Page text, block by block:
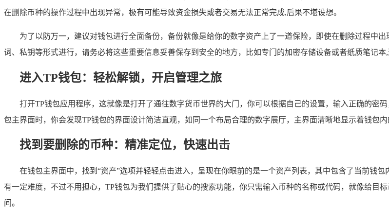
在删除币种的操作过程中出现异常，极有可能导致资金损失或者交易无法正常完成,后果不堪设想。
为了以防万一，建议对钱包进行全面备份，备份就像是给你的数字资产上了一道保险，即使在删除过程中
词、私钥等形式进行，请务必将这些重要信息妥善保存到安全的地方，比如专门的加密存储设备或者纸质笔记本,
进入TP钱包：轻松解锁，开启管理之旅
打开TP钱包应用程序，这就像是打开了通往数字货币世界的大门，你可以根据自己的设置，输入正确的密码
包主界面时，你会发现TP钱包的界面设计简洁直观，如同一个布局合理的数字展厅，主界面清晰地显示着钱包内
找到要删除的币种：精准定位，快速出击
在钱包主界面中，找到“资产”选项并轻轻点击进入，呈现在你眼前的是一个资产列表，其中包含了当前钱
有一定难度，不过不用担心，TP钱包为我们提供了贴心的搜索功能，你只需输入币种的名称或代码，就像给目
间。